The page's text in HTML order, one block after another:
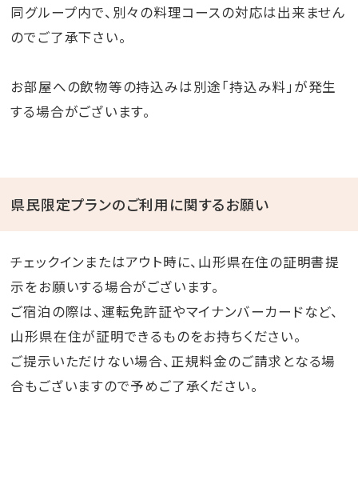
同グループ内で、別々の料理コースの対応は出来ません
のでご了承下さい。
お部屋への飲物等の持込みは別途「持込み料」が発生
する場合がございます。
県民限定プランのご利用に関するお願い
チェックインまたはアウト時に、山形県在住の証明書提
示をお願いする場合がございます。
ご宿泊の際は、運転免許証やマイナンバーカードなど、
山形県在住が証明できるものをお持ちください。
ご提示いただけない場合、正規料金のご請求となる場
合もございますので予めご了承ください。